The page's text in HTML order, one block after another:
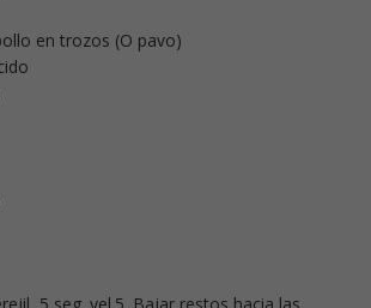
en trozos (O pavo)
5 seg. vel.5. Bajar restos hacia las